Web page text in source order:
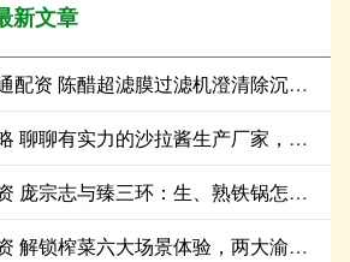
新文章
国融汇通配资 陈醋超滤膜过滤机澄清除沉淀杂质，解决返浑难题
鹿财策略 聊聊有实力的沙拉酱生产厂家，沙拉酱袋装生产性价比高的推荐
雷达配资 庞宗志与臻三环：生、熟铁锅怎么选？庞宗志更适合日常家用
易融配资 解锁榨菜六大场景体验，两大渝派美食IP“牵手”成功